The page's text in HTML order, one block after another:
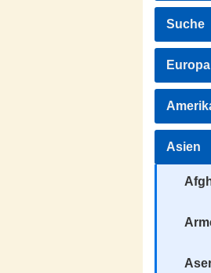
Suche
Europa
Asien